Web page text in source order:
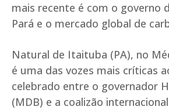
mais recente é com o governo
Pará e o mercado global de
Natural de Itaituba (PA), no
é uma das vozes mais críticas
celebrado entre o governador
(MDB) e a coalizão